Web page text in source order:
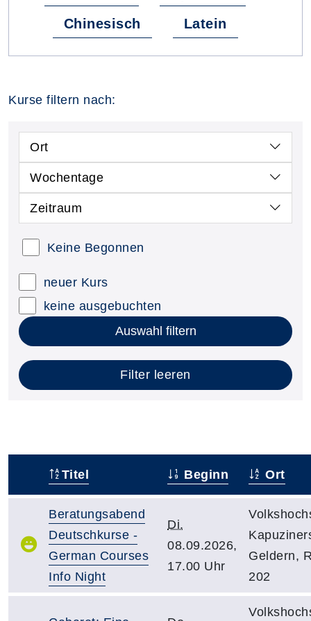
Chinesisch Latein
Kurse filtern nach:
Ort
Wochentage
Zeitraum
Keine Begonnen
neuer Kurs
keine ausgebuchten
Auswahl filtern
Filter leeren
Titel Beginn Ort
Beratungsabend
Deutschkurse -
German Courses
Info Night
Di.
08.09.2026,
17.00 Uhr
Geldern,
202